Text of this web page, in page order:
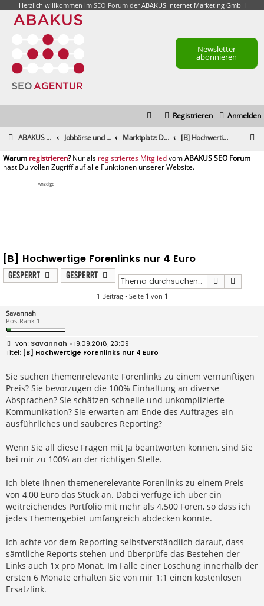
Herzlich willkommen im SEO Forumder ABAKUS Internet Marketing GmbH
Newsletter
abonnieren
Anmelden
Registrieren
ABAKUS Foren-Übersicht Jobbörse und Marktplatz Marktplatz: Dienstleistungen [B] Hochwertige Forenlinks nur 4 Euro
registrieren registriertes Mitglied
Anzeige
[B] Hochwertige Forenlinks nur 4 Euro
Gesperrt Gesperrt Suche
1 Beitrag • Seite 1 von 1
Savannah
PostRank 1
B
e
i
r
a
g
Savannah » 19.09.2018, 23:09
[B] Hochwertige Forenlinks nur 4 Euro
Sie suchen themenrelevante Forenlinks zu einem vernünftigen
Preis? Sie bevorzugen die 100% Einhaltung an diverse
Absprachen? Sie schätzen schnelle und unkomplizierte
Kommunikation? Sie erwarten am Ende des Auftrages ein
ausführliches und sauberes Reporting?
Wenn Sie all diese Fragen mit Ja beantworten können, sind Sie
bei mir zu 100% an der richtigen Stelle.
Ich biete Ihnen themenerelevante Forenlinks zu einem Preis
von 4,00 Euro das Stück an. Dabei verfüge ich über ein
weitreichendes Portfolio mit mehr als 4.500 Foren, so dass ich
jedes Themengebiet umfangreich abdecken könnte.
Ich achte vor dem Reporting selbstverständlich darauf, dass
sämtliche Reports stehen und überprüfe das Bestehen der
Links auch 1x pro Monat. Im Falle einer Löschung innerhalb der
ersten 6 Monate erhalten Sie von mir 1:1 einen kostenlosen
Ersatzlink.